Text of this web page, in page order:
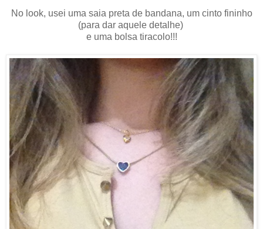
No look, usei uma saia preta de bandana, um cinto fininho
(para dar aquele detalhe)
e uma bolsa tiracolo!!!